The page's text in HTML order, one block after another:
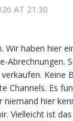
AT 21:30
Wir haben hier
Abrechnungen.
Keine
Channels. Es
niemand hier
Vielleicht ist